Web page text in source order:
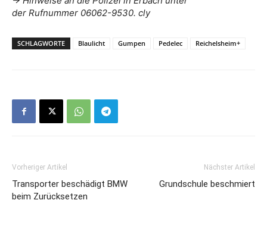
der Rufnummer 06062-9530. cly
SCHLAGWORTE Blaulicht Gumpen Pedelec Reichelsheim+
Vorheriger Artikel
Transporter beschädigt BMW
beim Zurücksetzen
Nächster Artikel
Grundschule beschmiert